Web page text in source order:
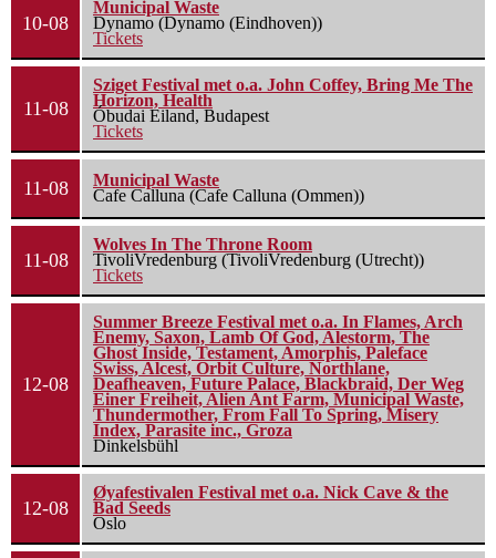
10-08
Municipal Waste
Dynamo (Dynamo (Eindhoven))
Tickets
11-08
Sziget Festival met o.a. John Coffey, Bring Me The
Horizon, Health
Óbudai Eiland, Budapest
Tickets
11-08
Municipal Waste
Cafe Calluna (Cafe Calluna (Ommen))
11-08
Wolves In The Throne Room
TivoliVredenburg (TivoliVredenburg (Utrecht))
Tickets
12-08
Summer Breeze Festival met o.a. In Flames, Arch
Enemy, Saxon, Lamb Of God, Alestorm, The
Ghost Inside, Testament, Amorphis, Paleface
Swiss, Alcest, Orbit Culture, Northlane,
Deafheaven, Future Palace, Blackbraid, Der Weg
Einer Freiheit, Alien Ant Farm, Municipal Waste,
Thundermother, From Fall To Spring, Misery
Index, Parasite inc., Groza
Dinkelsbühl
12-08
Øyafestivalen Festival met o.a. Nick Cave & the
Bad Seeds
Oslo